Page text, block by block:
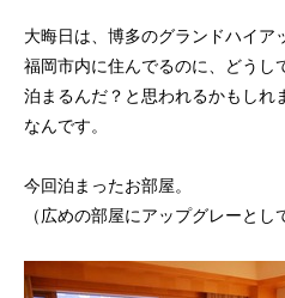
大晦日は、博多のグランドハイア
福岡市内に住んでるのに、どうし
泊まるんだ？と思われるかもしれ
なんです。
今回泊まったお部屋。
（広めの部屋にアップグレーとし